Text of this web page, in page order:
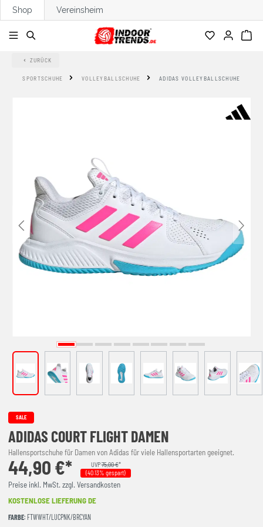
springen
Shop Vereinsheim
ZURÜCK
SPORTSCHUHE VOLLEYBALLSCHUHE ADIDAS VOLLEYBALLSCHUHE
SALE
ADIDAS COURT FLIGHT DAMEN
Hallensportschuhe für Damen von Adidas für viele Hallensportarten geeignet.
44,90 €* UVP75,00 €*
(40.13% gespart)
Preise inkl. MwSt. zzgl. Versandkosten
KOSTENLOSE LIEFERUNG DE
FARBE: FTWWHT/LUCPNK/BRCYAN